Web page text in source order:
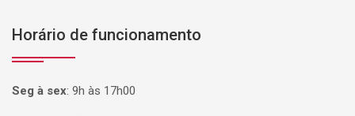
Horário de funcionamento
Seg à sex: 9h às 17h00